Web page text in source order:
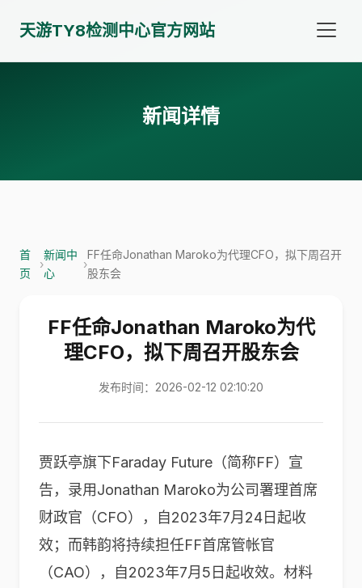
天游TY8检测中心官方网站
新闻详情
首
页
›
新闻中
心
›
FF任命Jonathan Maroko为代理CFO，拟下周召开
股东会
FF任命Jonathan Maroko为代
理CFO，拟下周召开股东会
发布时间：2026-02-12 02:10:20
贾跃亭旗下Faraday Future（简称FF）宣
告，录用Jonathan Maroko为公司署理首席
财政官（CFO），自2023年7月24日起收
效；而韩韵将持续担任FF首席管帐官
（CAO），自2023年7月5日起收效。材料